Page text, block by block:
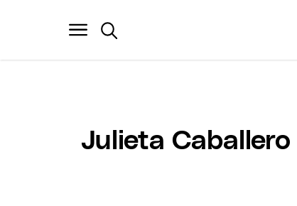
Julieta Caballero